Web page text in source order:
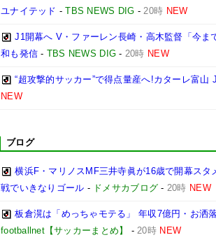
ユナイテッド -TBS NEWS DIG -20時 NEW
J1開幕へ V・ファーレン長崎・高木監督「今
和も発信 - TBS NEWS DIG - 20時 NEW
“超攻撃的サッカー”で得点量産へ!カターレ富山
NEW
ブログ
横浜F・マリノスMF三井寺眞が16歳で開幕ス
戦でいきなりゴール - ドメサカブログ - 20時 NEW
板倉滉は「めっちゃモテる」 年収7億円・お洒
footballnet【サッカーまとめ】
-20時 NEW